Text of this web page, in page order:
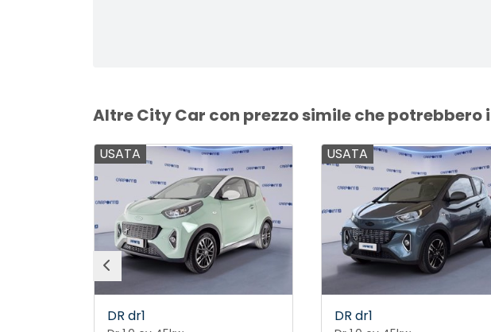
Altre City Car con prezzo simile che potrebbero
USATA
DR dr1
USATA
DR dr1